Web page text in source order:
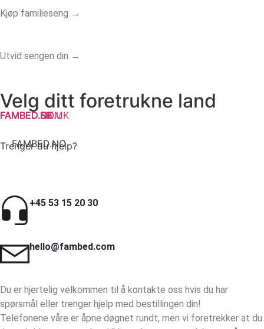
Kjøp familieseng →
Utvid sengen din →
Velg ditt foretrukne land
FAMBED.NO
FAMBED.COM
FAMBED.SE
FAMBED.CO.UK
FAMBED.DK
FAMBED.DE
FAMBED.NL
FAMBED.FR
Trenger du hjelp?
+45 53 15 20 30
hello@fambed.com
Du er hjertelig velkommen til å kontakte oss hvis du har
spørsmål eller trenger hjelp med bestillingen din!
Telefonene våre er åpne døgnet rundt, men vi foretrekker at du